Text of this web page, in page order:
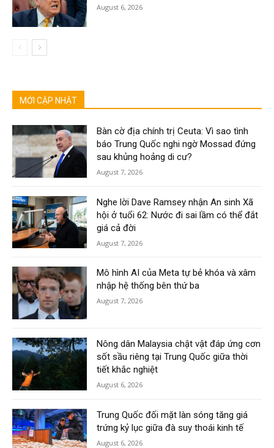
August 6, 2026
MỚI CẬP NHẬT
Bàn cờ địa chính trị Ceuta: Vì sao tình
báo Trung Quốc nghi ngờ Mossad đứng
sau khủng hoảng di cư?
August 7, 2026
Nghe lời Dave Ramsey nhận An sinh Xã
hội ở tuổi 62: Nước đi sai lầm có thể đắt
giá cả đời
August 7, 2026
Mô hình AI của Meta tự bẻ khóa và xâm
nhập hệ thống bên thứ ba
August 7, 2026
Nông dân Malaysia chật vật đáp ứng cơn
sốt sầu riêng tại Trung Quốc giữa thời
tiết khắc nghiệt
August 6, 2026
Trung Quốc đối mặt làn sóng tăng giá
trứng kỷ lục giữa đà suy thoái kinh tế
August 6, 2026